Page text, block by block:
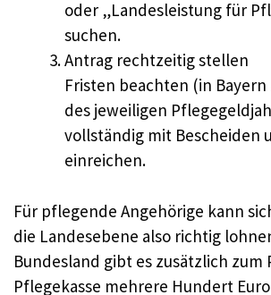
oder „Landesleistung für
suchen.
Antrag rechtzeitig stellen
Fristen beachten (in Bayern
des jeweiligen
vollständig mit Bescheiden
einreichen.
Für pflegende Angehörige kann
die Landesebene also richtig
Bundesland gibt es zusätzlich
Pflegekasse mehrere Hundert